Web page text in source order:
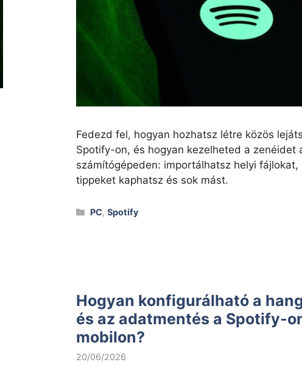
Fedezd fel, hogyan hozhatsz létre közös
Spotify-on, és hogyan kezelheted a zenéidet
számítógépeden: importálhatsz helyi fájlokat,
tippeket kaphatsz és sok mást.
Kategóriák
PC,Spotify
Hogyan konfigurálható a
és az adatmentés a Spotify-
mobilon?
20/06/2026